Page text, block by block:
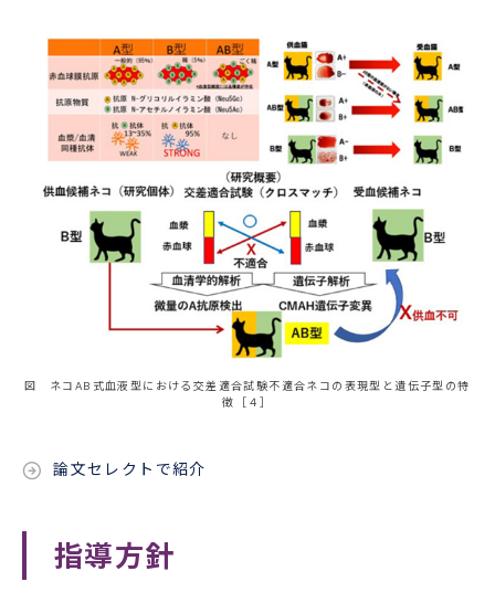
図 ネコAB式血液型における交差適合試験不適合ネコの表現型と遺伝子型の特
徴［４］
論文セレクトで紹介
指導方針